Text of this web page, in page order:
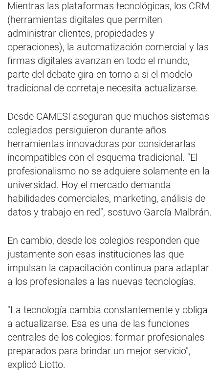
Mientras las plataformas tecnológicas, los CRM
(herramientas digitales que permiten
administrar clientes, propiedades y
operaciones), la automatización comercial y las
firmas digitales avanzan en todo el mundo,
parte del debate gira en torno a si el modelo
tradicional de corretaje necesita actualizarse.
Desde CAMESI aseguran que muchos sistemas
colegiados persiguieron durante años
herramientas innovadoras por considerarlas
incompatibles con el esquema tradicional. "El
profesionalismo no se adquiere solamente en la
universidad. Hoy el mercado demanda
habilidades comerciales, marketing, análisis de
datos y trabajo en red", sostuvo García Malbrán.
En cambio, desde los colegios responden que
justamente son esas instituciones las que
impulsan la capacitación continua para adaptar
a los profesionales a las nuevas tecnologías.
"La tecnología cambia constantemente y obliga
a actualizarse. Esa es una de las funciones
centrales de los colegios: formar profesionales
preparados para brindar un mejor servicio",
explicó Liotto.